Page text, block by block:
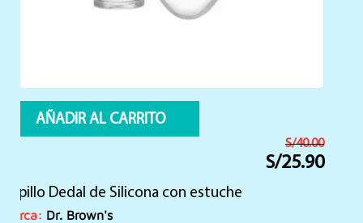
AÑADIR AL CARRITO
S/60.00
original
S/39.90
actual
Vaso Cheers 360 Rojo de 10oz
Marca: Dr. Brown's